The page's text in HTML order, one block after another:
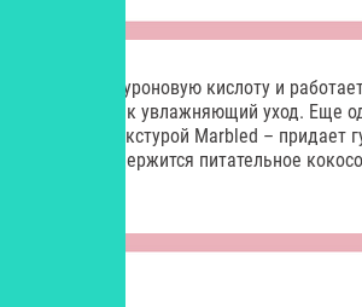
содержит гиалуроновую кислоту и
но и как увлажняющий уход. Еще
с мраморной текстурой Marbled – придает
бальзама содержится питательное